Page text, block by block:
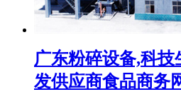
广东粉碎设备,科技
发供应商食品商务